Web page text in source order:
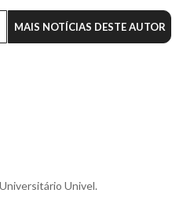
MAIS NOTÍCIAS DESTE AUTOR
Univel.